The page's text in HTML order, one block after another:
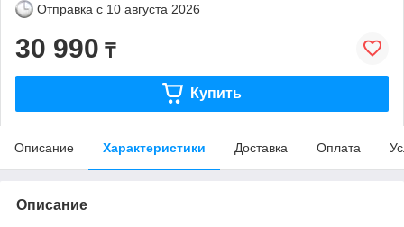
Отправка с 10 августа 2026
30 990 ₸
Купить
Описание Характеристики Доставка Оплата
Описание